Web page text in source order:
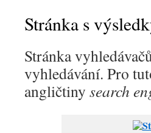
Stránka s
Stránka
vyhledávání. Pro
angličtiny search